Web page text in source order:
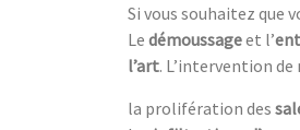
Si vous souhaitez que
Le démoussageet l’
l’art. L’intervention de
la prolifération des